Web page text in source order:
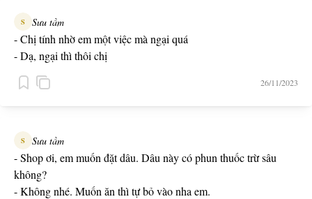
S Sưu tầm
- Chị tính nhờ em một việc mà ngại quá
- Dạ, ngại thì thôi chị
26/11/2023
S Sưu tầm
- Shop ơi, em muốn đặt dâu. Dâu này có phun thuốc trừ sâu
không?
- Không nhé. Muốn ăn thì tự bỏ vào nha em.